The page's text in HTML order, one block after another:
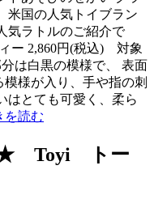
米国の人気トイブラン
気ラトルのご紹介で
ー 2,860円(税込) 対象
は白黒の模様で、 表面
様が入り、手や指の刺
はとても可愛く、柔ら
を読む
★ Toyi トー